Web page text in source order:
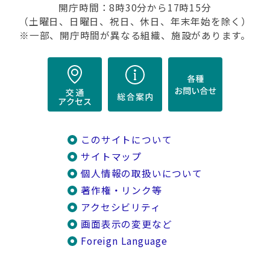
開庁時間：8時30分から17時15分
（土曜日、日曜日、祝日、休日、年末年始を除く）
※一部、開庁時間が異なる組織、施設があります。
このサイトについて
サイトマップ
個人情報の取扱いについて
著作権・リンク等
アクセシビリティ
画面表示の変更など
Foreign Language